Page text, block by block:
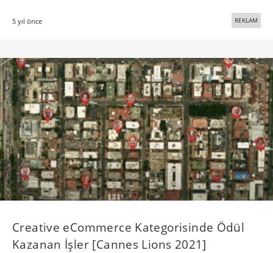
5 yıl önce REKLAM
Creative eCommerce Kategorisinde Ödül
Kazanan İşler [Cannes Lions 2021]